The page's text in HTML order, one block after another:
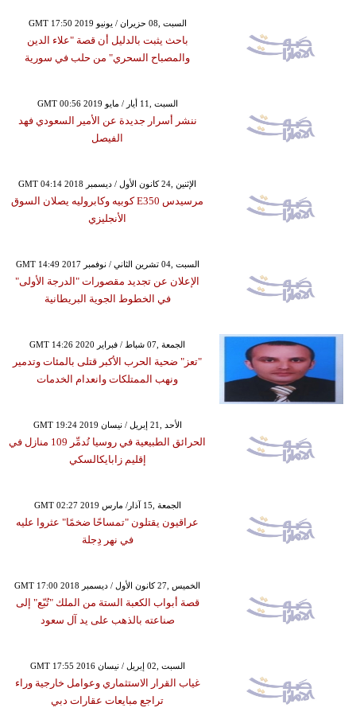
GMT 17:50 2019 السبت ,08 حزيران / يونيو
باحث يثبت بالدليل أن قصة "علاء الدين
والمصباح السحري" من حلب في سورية
GMT 00:56 2019 السبت ,11 أيار / مايو
ننشر أسرار جديدة عن الأمير السعودي فهد
الفيصل
GMT 04:14 2018 الإثنين ,24 كانون الأول / ديسمبر
مرسيدس E350 كوبيه وكابروليه يصلان السوق
الأنجليزي
GMT 14:49 2017 السبت ,04 تشرين الثاني / نوفمبر
الإعلان عن تجديد مقصورات "الدرجة الأولى"
في الخطوط الجوية البريطانية
GMT 14:26 2020 الجمعة ,07 شباط / فبراير
"تعز" ضحية الحرب الأكبر قتلى بالمئات وتدمير
ونهب الممتلكات وانعدام الخدمات
GMT 19:24 2019 الأحد ,21 إبريل / نيسان
الحرائق الطبيعية في روسيا تُدمِّر 109 منازل في
إقليم زابايكالسكي
GMT 02:27 2019 الجمعة ,15 آذار/ مارس
عراقيون يقتلون "تمساحًا ضخمًا" عثروا عليه
في نهر دِجلة
GMT 17:00 2018 الخميس ,27 كانون الأول / ديسمبر
قصة أبواب الكعبة الستة من الملك "تُبّع" إلى
صناعته بالذهب على يد آل سعود
GMT 17:55 2016 السبت ,02 إبريل / نيسان
غياب القرار الاستثماري وعوامل خارجية وراء
تراجع مبايعات عقارات دبي